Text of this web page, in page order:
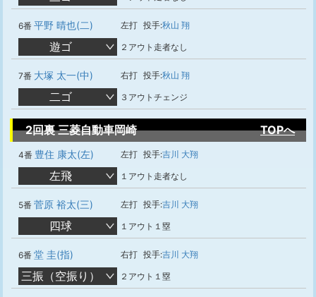
6番 平野 晴也(二) 左打 投手:秋山 翔
遊ゴ ２アウト走者なし
7番 大塚 太一(中) 右打 投手:秋山 翔
二ゴ ３アウトチェンジ
2回裏 三菱自動車岡崎 TOPへ
4番 豊住 康太(左) 左打 投手:吉川 大翔
左飛 １アウト走者なし
5番 菅原 裕太(三) 左打 投手:吉川 大翔
四球 １アウト１塁
6番 堂 圭(指) 右打 投手:吉川 大翔
三振（空振り） ２アウト１塁